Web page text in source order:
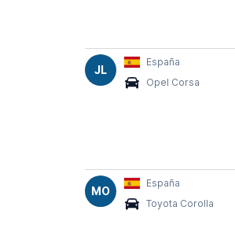
JL
España
Opel Corsa
MO
España
Toyota Corolla